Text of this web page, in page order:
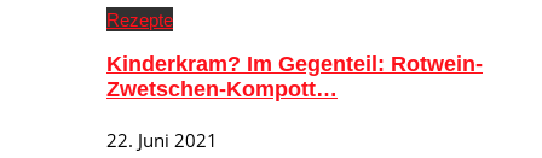
Rezepte
Kinderkram? Im Gegenteil: Rotwein-
Zwetschen-Kompott…
22. Juni 2021